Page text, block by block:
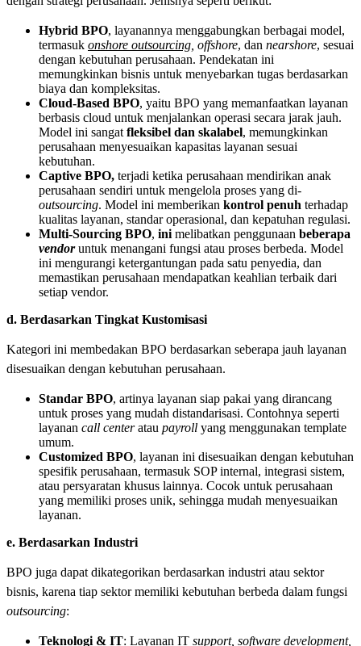
Hybrid BPO, layanannya menggabungkan berbagai model,
termasuk onshore outsourcing , offshore, dan nearshore, sesuai
dengan kebutuhan perusahaan. Pendekatan ini
memungkinkan bisnis untuk menyebarkan tugas berdasarkan
biaya dan kompleksitas.
Cloud-Based BPO, yaitu BPO yang memanfaatkan layanan
berbasis cloud untuk menjalankan operasi secara jarak jauh.
Model ini sangat fleksibel dan skalabel, memungkinkan
perusahaan menyesuaikan kapasitas layanan sesuai
kebutuhan.
Captive BPO, terjadi ketika perusahaan mendirikan anak
perusahaan sendiri untuk mengelola proses yang di-
outsourcing. Model ini memberikan kontrol penuh terhadap
kualitas layanan, standar operasional, dan kepatuhan regulasi.
Multi-Sourcing BPO, ini melibatkan penggunaan beberapa
vendor untuk menangani fungsi atau proses berbeda. Model
ini mengurangi ketergantungan pada satu penyedia, dan
memastikan perusahaan mendapatkan keahlian terbaik dari
setiap vendor.
d. Berdasarkan Tingkat Kustomisasi
Kategori ini membedakan BPO berdasarkan seberapa jauh layanan
disesuaikan dengan kebutuhan perusahaan.
Standar BPO, artinya layanan siap pakai yang dirancang
untuk proses yang mudah distandarisasi. Contohnya seperti
layanan call centeratau payroll yang menggunakan template
umum.
Customized BPO, layanan ini disesuaikan dengan kebutuhan
spesifik perusahaan, termasuk SOP internal, integrasi sistem,
atau persyaratan khusus lainnya. Cocok untuk perusahaan
yang memiliki proses unik, sehingga mudah menyesuaikan
layanan.
e. Berdasarkan Industri
BPO juga dapat dikategorikan berdasarkan industri atau sektor
bisnis, karena tiap sektor memiliki kebutuhan berbeda dalam fungsi
outsourcing:
Teknologi & IT: Layanan IT support, software development,